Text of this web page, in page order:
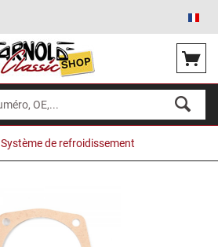
Système de refroidissement